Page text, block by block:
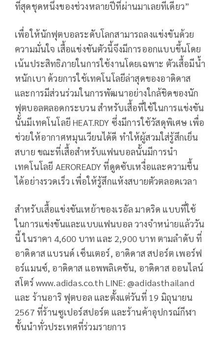
ที่สุดชุดหนึ่งของช่วงหลายปีที่ผ่านมาเลยทีเดียว”
เพื่อให้นักฟุตบอลระดับโลกสามารถลงแข่งขันด้วย
ความมั่นใจ เสื้อแข่งขันตัวนี้จึงมีการออกแบบขึ้นโดย
เน้นประสิทธิภายในการใช้งานโดยเฉพาะ ตัวเสื้อมีน้ำ
หนักเบา ด้วยการใช้เทคโนโลยีล่าสุดของอาดิดาส
และการมีส่วนร่วมในการพัฒนาอย่างใกล้ชิดของนัก
ฟุตบอลตลอดกระบวน สำหรับเสื้อที่ใช้ในการแข่งขัน
นั้นมีเทคโนโลยี HEAT.RDY ซึ่งมีการใช้วัสดุพิเศษ เพื่อ
ช่วยให้อากาศหมุนเวียนได้ดี ทำให้ผู้สวมใส่รู้สึกเย็น
สบาย ขณะที่เสื้อสำหรับแฟนบอลนั้นมีการนำ
เทคโนโลยี AEROREADY ที่ดูดซับเหงื่อและความชื้น
ได้อย่างรวดเร็ว เพื่อให้รู้สึกแห้งสบายตัวตลอดเวลา
สำหรับเสื้อแข่งขันเหย้าของเรอัล มาดริด แบบที่ใช้
ในการแข่งขันและแบบแฟนบอล วางจำหน่ายแล้ววัน
นี้ ในราคา 4,600 บาท และ 2,900 บาท ตามลำดับ ที่
อาดิดาส แบรนด์ เซ็นเตอร์, อาดิดาส สปอร์ต เพอร์ฟ
อร์แมนซ์, อาดิดาส แอพพลิเคชัน, อาดิดาส ออนไลน์
สโตร์ www.adidas.co.th LINE: @adidasthailand
และ ร้านอาริ ฟุตบอล และตั้งแต่วันที่ 19 มิถุนายน
2567 ที่ร้านซูเปอร์สปอร์ต และร้านค้าอุปกรณ์กีฬา
ชั้นนำทั่วประเทศที่ร่วมรายการ